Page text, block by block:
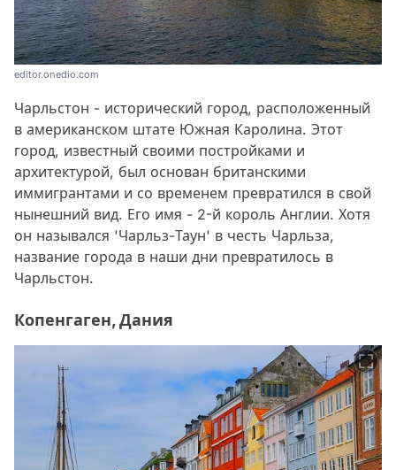
editor.onedio.com
Чарльстон - исторический город, расположенный
в американском штате Южная Каролина. Этот
город, известный своими постройками и
архитектурой, был основан британскими
иммигрантами и со временем превратился в свой
нынешний вид. Его имя - 2-й король Англии. Хотя
он назывался 'Чарльз-Таун' в честь Чарльза,
название города в наши дни превратилось в
Чарльстон.
Копенгаген, Дания